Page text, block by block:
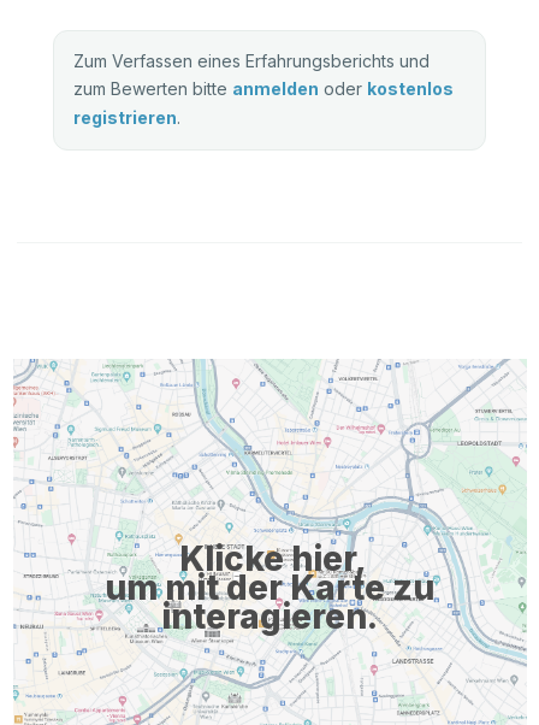
Zum Verfassen eines Erfahrungsberichts und
zum Bewerten bitte anmelden oder kostenlos
registrieren.
Klicke hier,
um mit der Karte zu
interagieren.